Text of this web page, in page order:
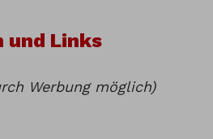
und Links
Werbung möglich)